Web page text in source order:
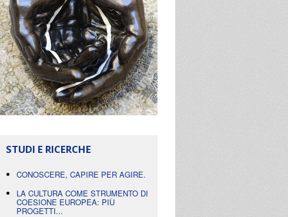
STUDI E RICERCHE
CONOSCERE, CAPIRE PER AGIRE.
LA CULTURA COME STRUMENTO DI
COESIONE EUROPEA: PIÙ
PROGETTI...